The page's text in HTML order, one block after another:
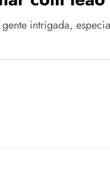
intrigada,